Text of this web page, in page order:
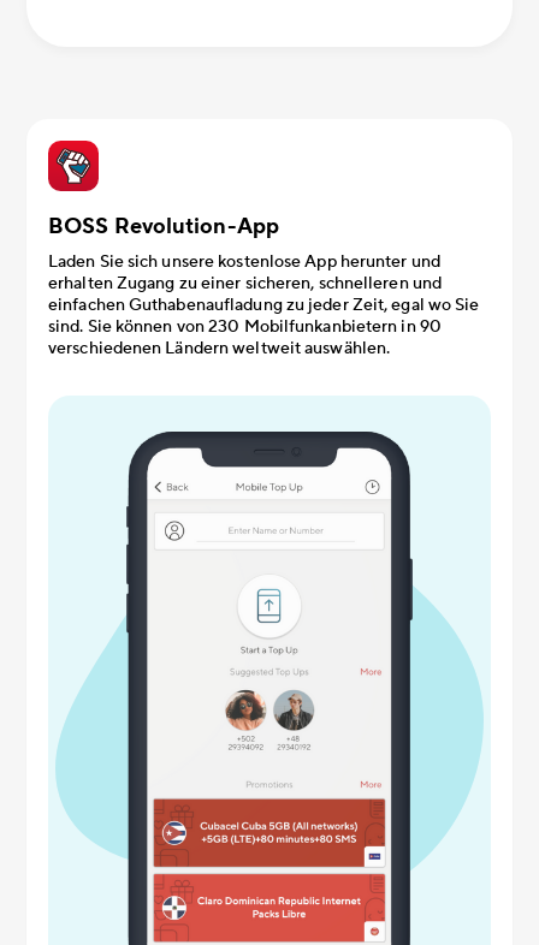
BOSS Revolution-App
Laden Sie sich unsere kostenlose App herunter und
erhalten Zugang zu einer sicheren, schnelleren und
einfachen Guthabenaufladung zu jeder Zeit, egal wo Sie
sind. Sie können von 230 Mobilfunkanbietern in 90
verschiedenen Ländern weltweit auswählen.